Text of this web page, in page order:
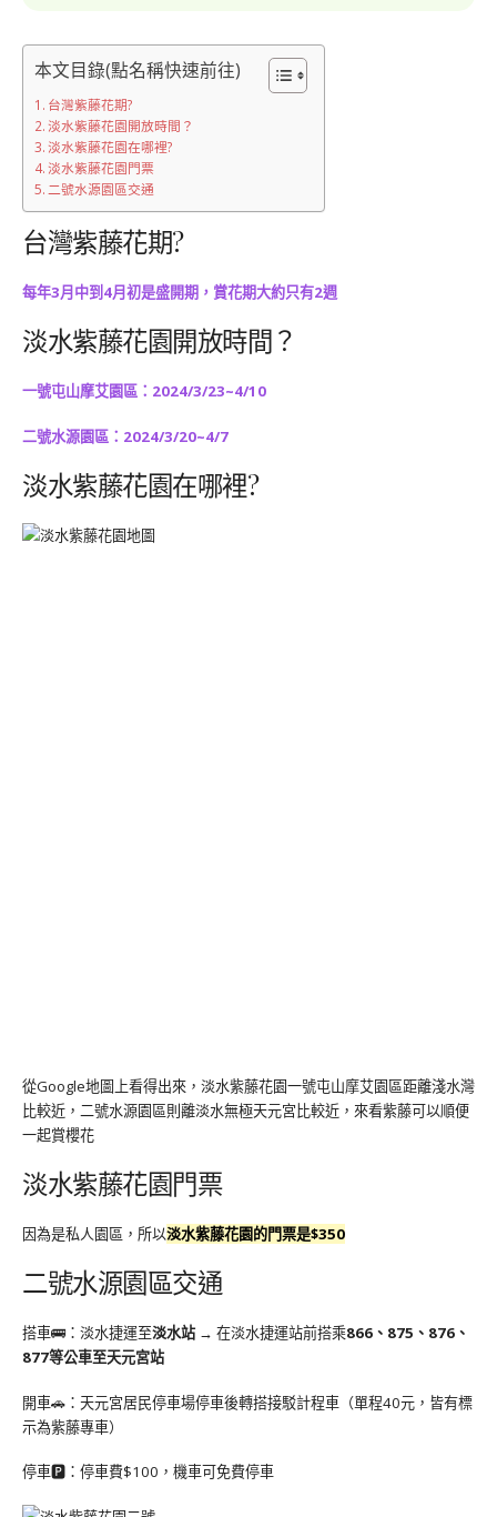
本文目錄(點名稱快速前往)
台灣紫藤花期?
淡水紫藤花園開放時間？
淡水紫藤花園在哪裡?
淡水紫藤花園門票
二號水源園區交通
台灣紫藤花期?
每年3月中到4月初是盛開期，賞花期大約只有2週
淡水紫藤花園開放時間？
一號屯山摩艾園區：2024/3/23~4/10
二號水源園區：2024/3/20~4/7
淡水紫藤花園在哪裡?
從Google地圖上看得出來，淡水紫藤花園一號屯山摩艾園區距離淺水灣
比較近，二號水源園區則離淡水無極天元宮比較近，來看紫藤可以順便
一起賞櫻花
淡水紫藤花園門票
因為是私人園區，所以淡水紫藤花園的門票是$350
二號水源園區交通
搭車🚌：淡水捷運至淡水站→ 在淡水捷運站前搭乘866、875、876、
877等公車至天元宮站
開車🚗：天元宮居民停車場停車後轉搭接駁計程車（單程40元，皆有標
示為紫藤專車）
停車🅿️：停車費$100，機車可免費停車